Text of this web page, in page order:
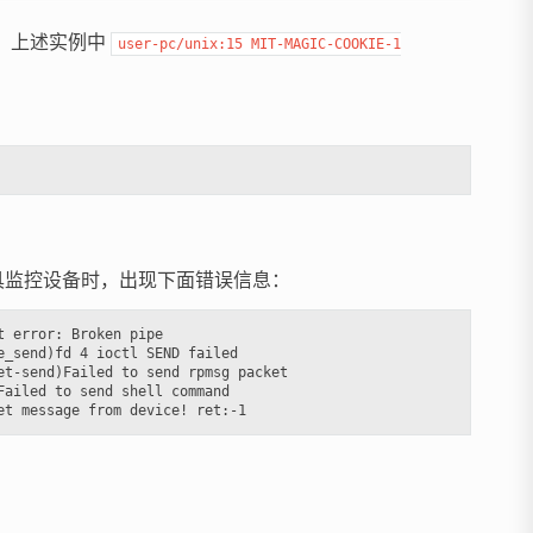
上述实例中 user-pc/unix:15 MIT-MAGIC-COOKIE-1
控设备时，出现下面错误信息：
error: Broken pipe
4 ioctl SEND failed
send)Failed to send rpmsg packet
to send shell command
[HM_SMI] [cmd]: cat /sys/class/devfreq/ipu/governor Erron: devo cann't get message from device! ret:-1